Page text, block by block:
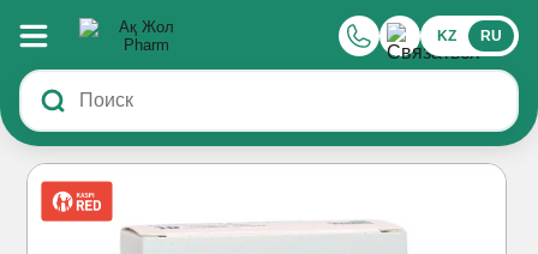
KZ RU